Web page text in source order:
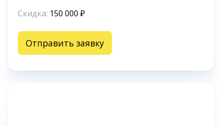
Скидка: 150 000 ₽
Отправить заявку